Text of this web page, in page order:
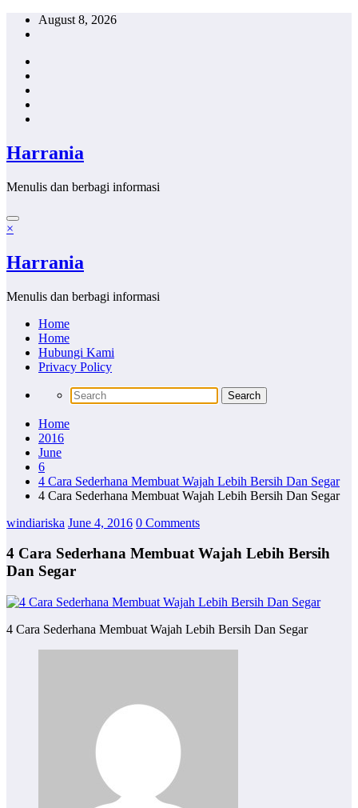
Skip
August 8, 2026
Harrania
Menulis dan berbagi informasi
×
Harrania
Menulis dan berbagi informasi
Home
Home
Hubungi Kami
Privacy Policy
Home
2016
June
6
4 Cara Sederhana Membuat Wajah Lebih Bersih Dan Segar
4 Cara Sederhana Membuat Wajah Lebih Bersih Dan Segar
windiariska June 4, 2016 0 Comments
4 Cara Sederhana Membuat Wajah Lebih Bersih
Dan Segar
4 Cara Sederhana Membuat Wajah Lebih Bersih Dan Segar